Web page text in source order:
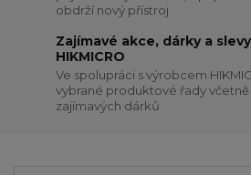
obdrží nový přístroj
Zajímavé akce, dárky a
HIKMICRO
Ve spolupráci s výrobcem
vybrané produktové řady
zajímavých dárků